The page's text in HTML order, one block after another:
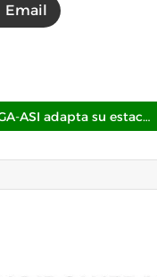
Email
GA-ASI adapta su estación de control terrestre para operar el MQ-9B